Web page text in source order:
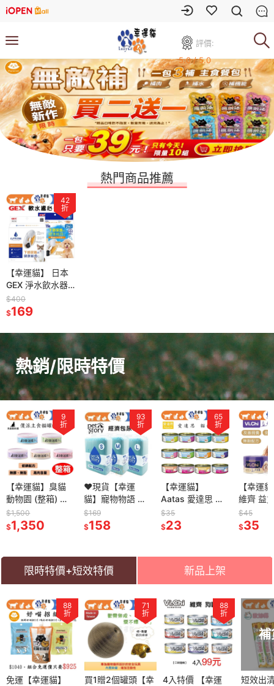
評價:
5.0 / 5.0
熱門商品推薦
42
折
【幸運貓】 日本
GEX 淨水飲水器
水質軟化 淨化濾
材 濾心 犬用濾心
$400
$169
熱銷/限時特價
93
折
❤現貨【幸運
貓】寵物物語 寵
物尿布墊 經濟包
S-100入 M-50入
L-25入 (犬貓通
$169
$158
65
折
【幸運貓】
Aatas 愛達思 貓
罐 80g 副食罐 白
肉鮪魚 嫩雞 牛肉
$35
$23
77
折
【幸運貓】Vi.Chi
維齊 益力膳 犬餐
罐80g 雞肉 雞肉
南瓜 狗罐頭 低磷
$45
$35
【幸運
astkatta
水 貓餐
包 補水餐包 鮪魚
$39
限時特價+短效特價 新品上架
88
折
免運【幸運貓】
71
折
買1贈2個罐頭【幸
88
折
4入特價 【幸運
補
短效出
88
折
腿【幸
【幸運貓】 Eries
9
折
【幸運貓】臭貓動
9
折
【幸運貓】臭貓動